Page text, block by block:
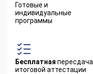
Готовые и
индивидуальные
программы
Бесплатная пересдача
итоговой аттестации